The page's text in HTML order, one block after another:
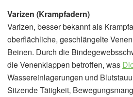
Varizen (Krampfadern)
Varizen, besser bekannt als
oberflächliche, geschlängelte
Beinen. Durch die
die Venenklappen betroffen, was
Wassereinlagerungen und
Sitzende Tätigkeit,